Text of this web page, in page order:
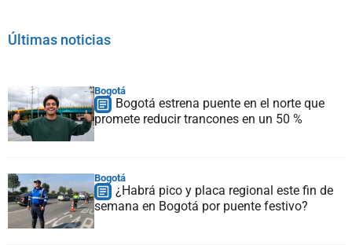
Últimas noticias
Bogotá
Bogotá estrena puente en el norte que
promete reducir trancones en un 50 %
Bogotá
¿Habrá pico y placa regional este fin de
semana en Bogotá por puente festivo?